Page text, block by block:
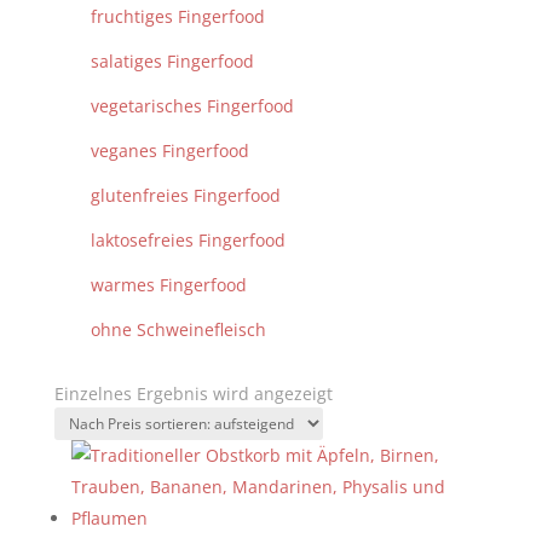
fruchtiges Fingerfood
salatiges Fingerfood
vegetarisches Fingerfood
veganes Fingerfood
glutenfreies Fingerfood
laktosefreies Fingerfood
warmes Fingerfood
ohne Schweinefleisch
Einzelnes Ergebnis wird angezeigt